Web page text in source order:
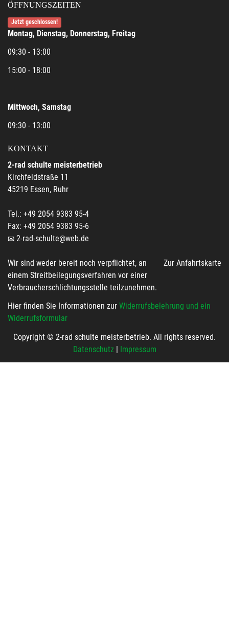
ÖFFNUNGSZEITEN
Jetzt geschlossen!
Montag, Dienstag, Donnerstag, Freitag
09:30 - 13:00
15:00 - 18:00
Mittwoch, Samstag
09:30 - 13:00
KONTAKT
2-rad schulte meisterbetrieb
Kirchfeldstraße 11
45219 Essen, Ruhr
Tel.: +49 2054 9383 95-4
Fax: +49 2054 9383 95-6
2-rad-schulte@web.de
Zur Anfahrtskarte
Wir sind weder bereit noch verpflichtet, an
einem Streitbeilegungsverfahren vor einer
Verbraucherschlichtungsstelle teilzunehmen.
Hier finden Sie Informationen zur Widerrufsbelehrung und ein
Widerrufsformular
Copyright © 2-rad schulte meisterbetrieb. All rights reserved.
Datenschutz| Impressum